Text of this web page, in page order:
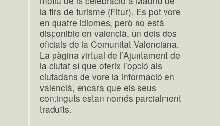
la fira de turisme (Fitur). Es pot vore
en quatre idiomes, però no està
disponible en valencià, un dels dos
oficials de la Comunitat Valenciana.
La pàgina virtual de l’Ajuntament de
la ciutat sí que oferix l’opció als
ciutadans de vore la informació en
valencià, encara que els seus
continguts estan només parcialment
traduïts.